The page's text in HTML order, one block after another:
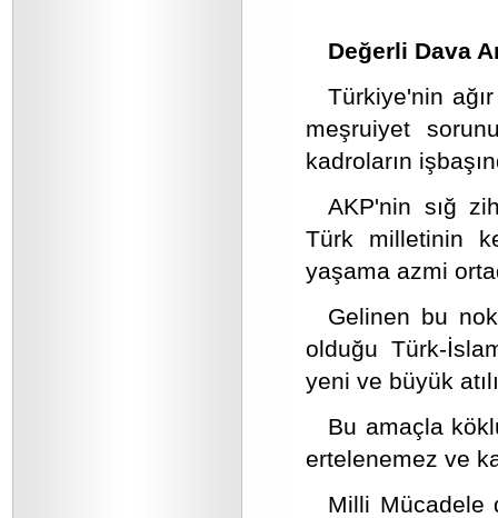
Değerli Dava
Türkiye'nin
meşruiyet
kadroların
AKP'nin sığ
Türk milletinin
yaşama azmi
Gelinen bu
olduğu Türk-
yeni ve büyük
Bu amaçla
ertelenemez ve
Milli Mücadele